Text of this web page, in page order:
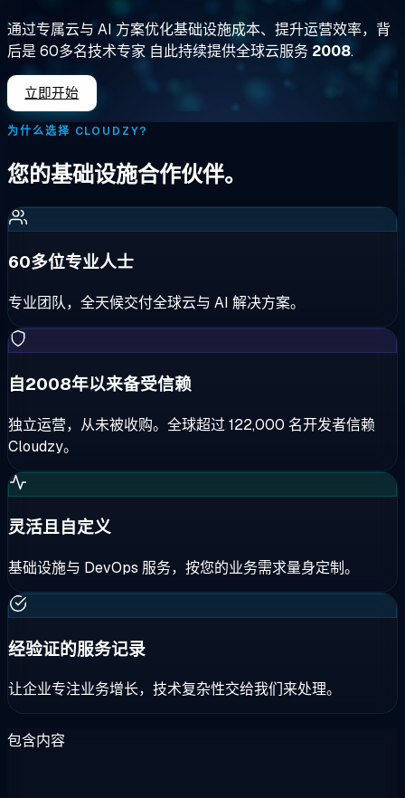
通过专属云与 AI 方案优化基础设施成本、提升运营效率，背
后是 60多名技术专家 自此持续提供全球云服务 2008.
立即开始
为什么选择 CLOUDZY?
您的基础设施合作伙伴。
60多位专业人士
专业团队，全天候交付全球云与 AI 解决方案。
自2008年以来备受信赖
独立运营，从未被收购。全球超过 122,000 名开发者信赖
Cloudzy。
灵活且自定义
基础设施与 DevOps 服务，按您的业务需求量身定制。
经验证的服务记录
让企业专注业务增长，技术复杂性交给我们来处理。
包含内容